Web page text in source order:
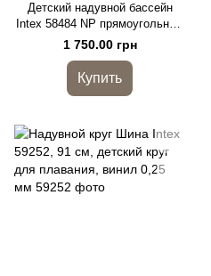
Детский надувной бассейн
Intex 58484 NP прямоугольный
305×183×56 см, 1020 л
1 750.00 грн
Купить